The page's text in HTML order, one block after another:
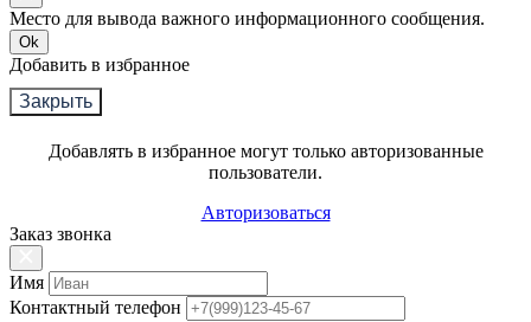
Место для вывода важного информационного сообщения.
Ok
Добавить в избранное
Закрыть
Добавлять в избранное могут только авторизованные
пользователи.
Авторизоваться
Заказ звонка
Имя
Контактный телефон